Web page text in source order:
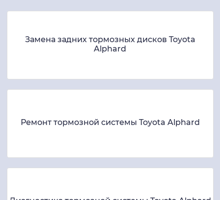
Замена задних тормозных дисков Toyota
Alphard
Ремонт тормозной системы Toyota Alphard